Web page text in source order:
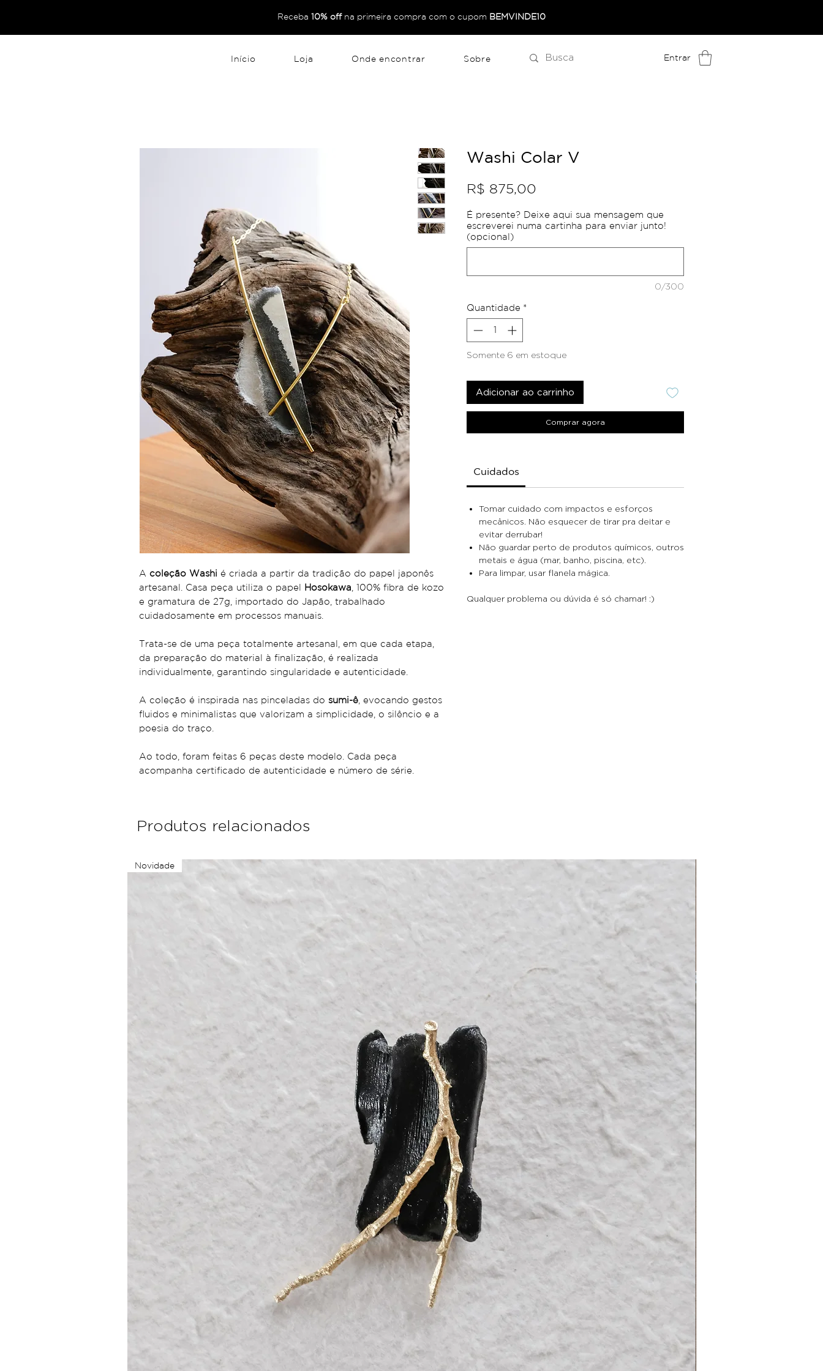
Receba 10% offna primeira compra com o cupom BEMVINDE10
Início Loja Onde encontrar Sobre Entrar
A coleção Washi é criada a partir da tradição do papel japonês
artesanal. Casa peça utiliza o papel Hosokawa , 100% fibra de kozo
e gramatura de 27g, importado do Japão, trabalhado
cuidadosamente em processos manuais.
Trata-se de uma peça totalmente artesanal, em que cada etapa,
da preparação do material à finalização, é realizada
individualmente, garantindo singularidade e autenticidade.
A coleção é inspirada nas pinceladas do sumi-ê , evocando gestos
fluidos e minimalistas que valorizam a simplicidade, o silêncio e a
poesia do traço.
Ao todo, foram feitas 6 peças deste modelo. Cada peça
acompanha certificado de autenticidade e número de série.
Washi Colar V
R$ 875,00
É presente? Deixe aqui sua mensagem que
escreverei numa cartinha para enviar junto!
(opcional)
0/300
Quantidade *
Somente 6 em estoque
Adicionar ao carrinho
Comprar agora
Cuidados
Tomar cuidado com impactos e esforços
mecânicos. Não esquecer de tirar pra deitar e
evitar derrubar!
Não guardar perto de produtos químicos, outros
metais e água (mar, banho, piscina, etc).
Para limpar, usar flanela mágica.
Qualquer problema ou dúvida é só chamar! :)
Produtos relacionados
Novidade